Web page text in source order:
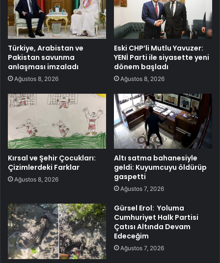
Türkiye, Arabistan ve
Pakistan savunma
anlaşması imzaladı
Ağustos 8, 2026
Eski CHP’li Mutlu Yavuzer:
YENİ Parti ile siyasette yeni
dönem başladı
Ağustos 8, 2026
Kırsal ve Şehir Çocukları:
Çizimlerdeki Farklar
Ağustos 8, 2026
Altı satma bahanesiyle
geldi: Kuyumcuyu öldürüp
gaspetti
Ağustos 7, 2026
Gürsel Erol: Yoluma
Cumhuriyet Halk Partisi
Çatısı Altında Devam
Edeceğim
Ağustos 7, 2026